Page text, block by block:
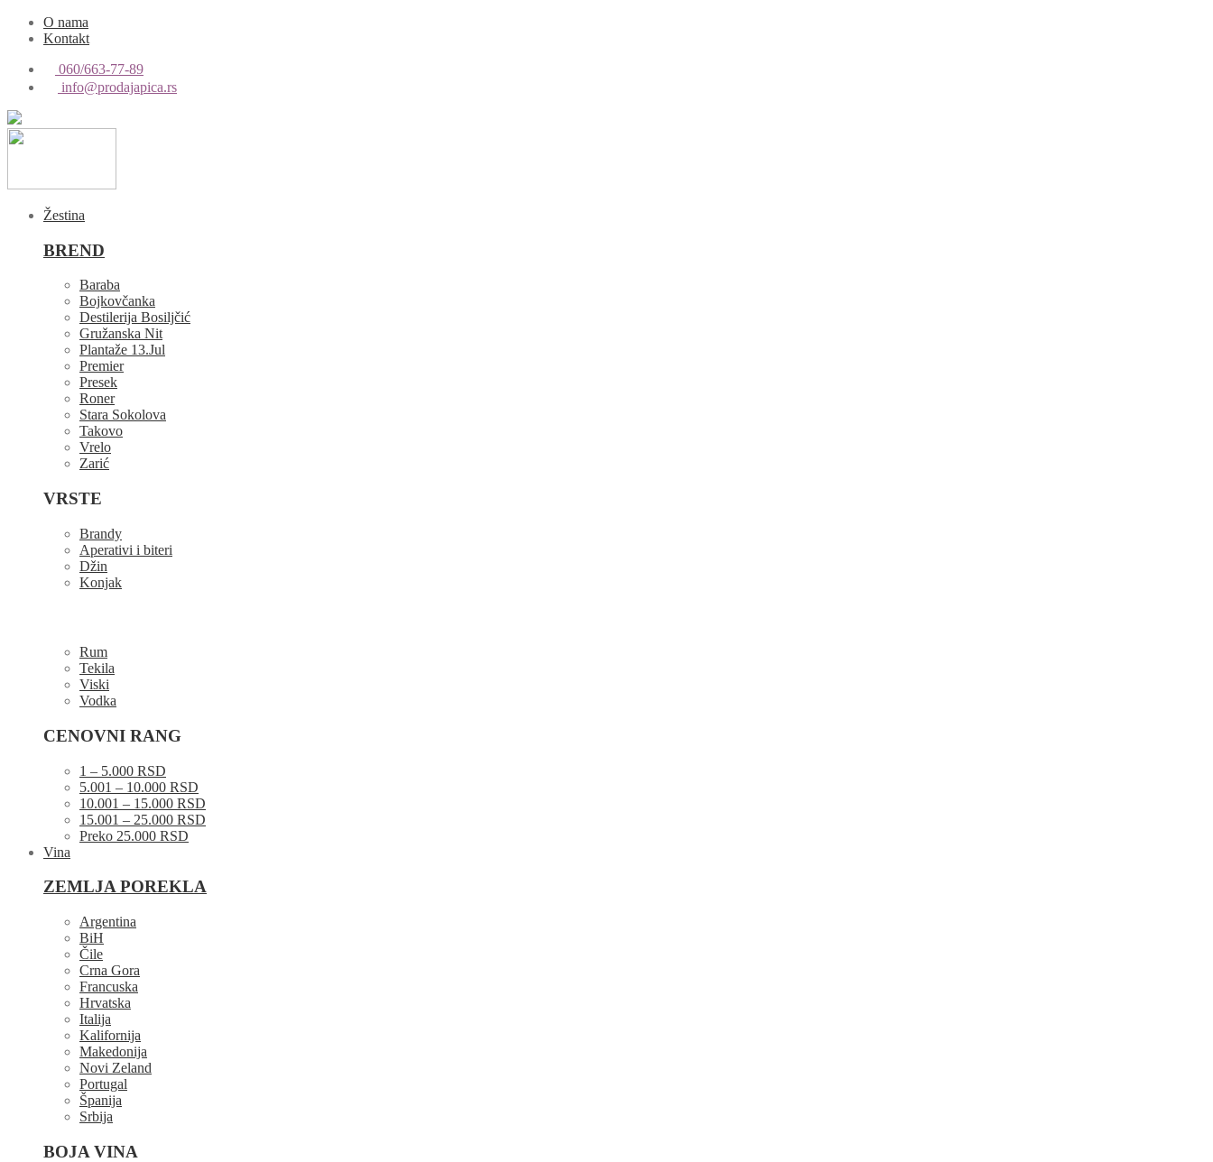
O nama
Kontakt
060/663-77-89
info@prodajapica.rs
Žestina
BREND
Baraba
Bojkovčanka
Destilerija Bosiljčić
Gružanska Nit
Plantaže 13.Jul
Premier
Presek
Roner
Stara Sokolova
Takovo
Vrelo
Zarić
VRSTE
Brandy
Aperativi i biteri
Džin
Konjak
Rum
Tekila
Viski
Vodka
CENOVNI RANG
1 – 5.000 RSD
5.001 – 10.000 RSD
10.001 – 15.000 RSD
15.001 – 25.000 RSD
Preko 25.000 RSD
Vina
ZEMLJA POREKLA
Argentina
BiH
Čile
Crna Gora
Francuska
Hrvatska
Italija
Kalifornija
Makedonija
Novi Zeland
Portugal
Španija
Srbija
BOJA VINA